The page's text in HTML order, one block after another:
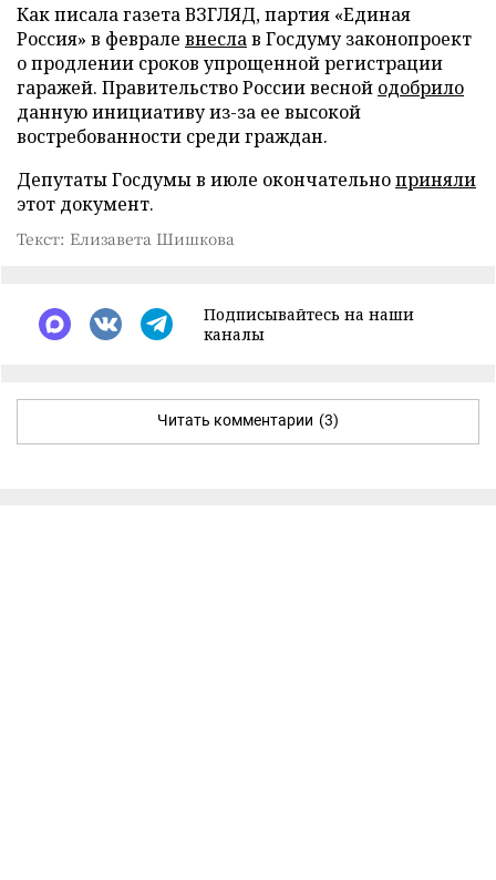
Как писала газета ВЗГЛЯД, партия «Единая
Россия» в феврале внеслав Госдуму законопроект
о продлении сроков упрощенной регистрации
гаражей. Правительство России весной одобрило
данную инициативу из-за ее высокой
востребованности среди граждан.
Депутаты Госдумы в июле окончательноприняли
этот документ.
Текст: Елизавета Шишкова
Подписывайтесь на наши
каналы
Читать комментарии (3)